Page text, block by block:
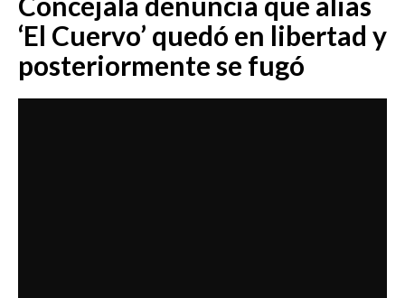
EMISIÓN 12:30 PM
EMISIÓN 7:00 PM
‘El Cuervo’ quedó en libertad y
posteriormente se fugó